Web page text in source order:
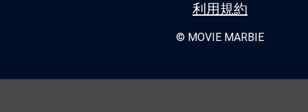
利用規約
© MOVIE MARBIE